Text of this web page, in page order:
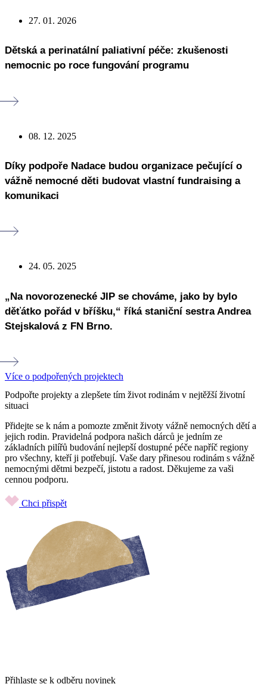
27. 01. 2026
Dětská a perinatální paliativní péče: zkušenosti
nemocnic po roce fungování programu
08. 12. 2025
Díky podpoře Nadace budou organizace pečující o
vážně nemocné děti budovat vlastní fundraising a
komunikaci
24. 05. 2025
„Na novorozenecké JIP se chováme, jako by bylo
děťátko pořád v bříšku,“ říká staniční sestra Andrea
Stejskalová z FN Brno.
Více o podpořených projektech
Podpořte projekty a zlepšete tím život rodinám v nejtěžší životní
situaci
Přidejte se k nám a pomozte změnit životy vážně nemocných dětí a
jejich rodin. Pravidelná podpora našich dárců je jedním ze
základních pilířů budování nejlepší dostupné péče napříč regiony
pro všechny, kteří ji potřebují. Vaše dary přinesou rodinám s vážně
nemocnými dětmi bezpečí, jistotu a radost. Děkujeme za vaši
cennou podporu.
Chci přispět
Přihlaste se k odběru novinek